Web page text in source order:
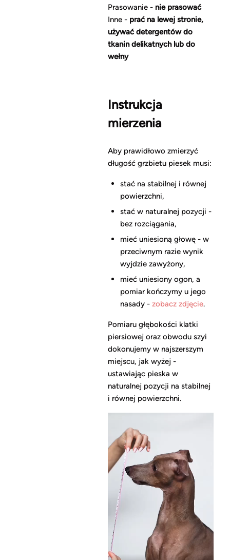
Prasowanie - nie prasować
Inne - prać na lewej stronie,
używać detergentówdo
tkanin delikatnych lub do
wełny
Instrukcja
mierzenia
Aby prawidłowo zmierzyć
długość grzbietu piesek musi:
stać na stabilnej i równej
powierzchni,
stać w naturalnej pozycji -
bez rozciągania,
mieć uniesioną głowę - w
przeciwnym razie wynik
wyjdzie zawyżony,
mieć uniesiony ogon, a
pomiar kończymy u jego
nasady - zobacz zdjęcie.
Pomiaru głębokości klatki
piersiowej oraz obwodu szyi
dokonujemy w najszerszym
miejscu, jak wyżej -
ustawiając pieska w
naturalnej pozycji na stabilnej
i równej powierzchni.